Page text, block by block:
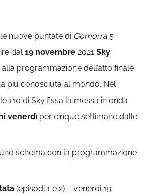
nuove puntate di Gomorra5
dal19 novembre 2021Sky
programmazione dell’atto finale
più conosciuta al mondo. Nel
110 di Sky fissa la messa in onda
venerdì per cinque settimane dalle
schema con la programmazione
(episodi 1 e 2) – venerdì 19